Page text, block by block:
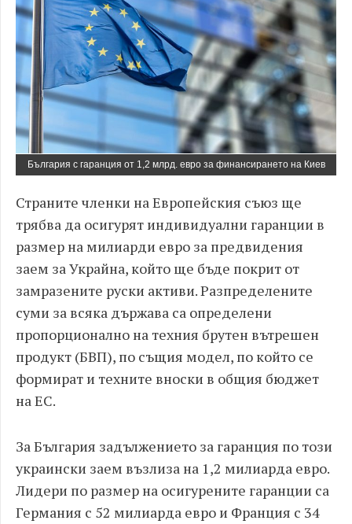
България с гаранция от 1,2 млрд. евро за финансирането на Киев
Страните членки на Европейския съюз ще
трябва да осигурят индивидуални гаранции в
размер на милиарди евро за предвидения
заем за Украйна, който ще бъде покрит от
замразените руски активи. Разпределените
суми за всяка държава са определени
пропорционално на техния брутен вътрешен
продукт (БВП), по същия модел, по който се
формират и техните вноски в общия бюджет
на ЕС.
За България задължението за гаранция по този
украински заем възлиза на 1,2 милиарда евро.
Лидери по размер на осигурените гаранции са
Германия с 52 милиарда евро и Франция с 34